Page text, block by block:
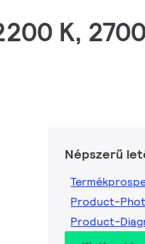
K,
Népszerű
Product-
Product-